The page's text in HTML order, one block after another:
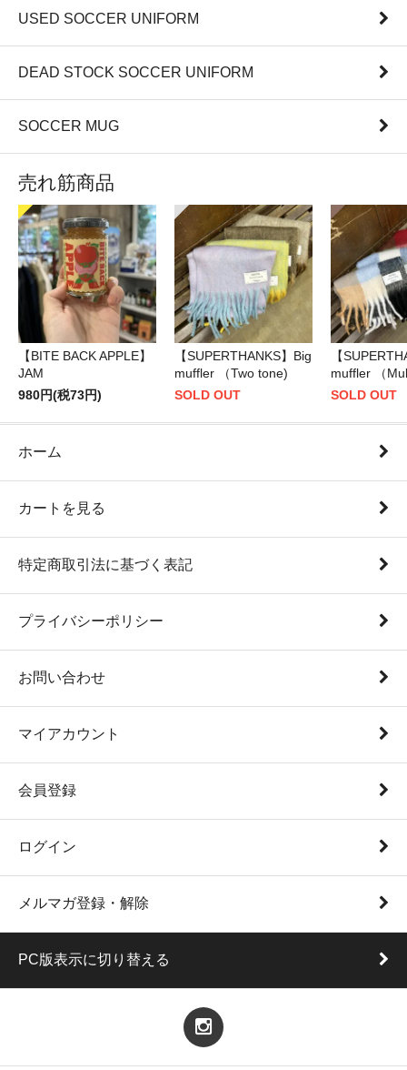
USED SOCCER UNIFORM
DEAD STOCK SOCCER UNIFORM
SOCCER MUG
売れ筋商品
【BITE BACK APPLE】
JAM
980円(税73円)
【SUPERTHANKS】Big
muffler （Two tone)
SOLD OUT
【
muffler （
SOLD OUT
ホーム
カートを見る
特定商取引法に基づく表記
プライバシーポリシー
お問い合わせ
マイアカウント
会員登録
ログイン
メルマガ登録・解除
PC版表示に切り替える